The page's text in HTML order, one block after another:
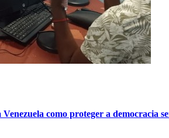
como proteger a democracia